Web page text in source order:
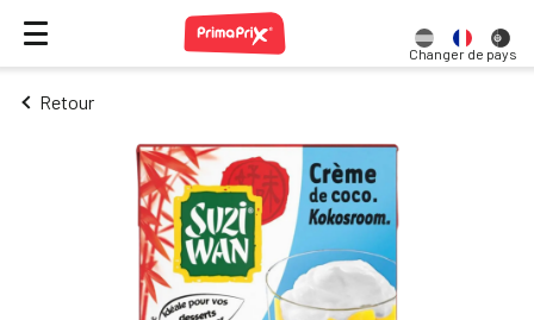
Changer de pays
Retour